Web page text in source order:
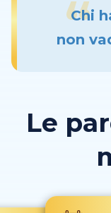
Chi
non
Le